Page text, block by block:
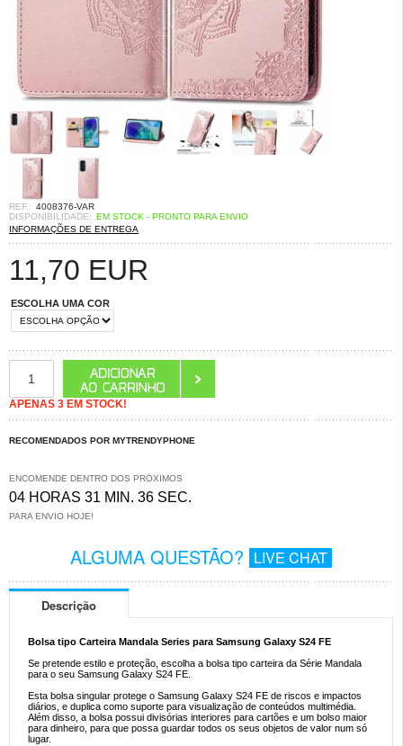
REF.: 4008376-VAR
DISPONIBILIDADE: EM STOCK - PRONTO PARA ENVIO
INFORMAÇÕES DE ENTREGA
11,70 EUR
ESCOLHA UMA COR
APENAS 3 EM STOCK!
RECOMENDADOS POR MYTRENDYPHONE
ENCOMENDE DENTRO DOS PRÓXIMOS
04 HORAS 31 MIN. 35 SEC.
PARA ENVIO HOJE!
ALGUMA QUESTÃO? LIVE CHAT
Descrição
Bolsa tipo Carteira Mandala Series para Samsung Galaxy S24 FE
Se pretende estilo e proteção, escolha a bolsa tipo carteira da Série Mandala
para o seu Samsung Galaxy S24 FE.
Esta bolsa singular protege o Samsung Galaxy S24 FE de riscos e impactos
diários, e duplica como suporte para visualização de conteúdos multimédia.
Além disso, a bolsa possui divisórias interiores para cartões e um bolso maior
para dinheiro, para que possa guardar todos os seus objetos de valor num só
lugar.